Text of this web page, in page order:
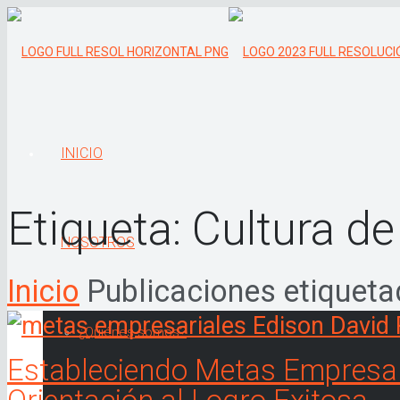
INICIO
NOSOTROS
¿Quiénes somos?
Etiqueta: Cultura
Inicio Publicaciones
Estableciendo Metas